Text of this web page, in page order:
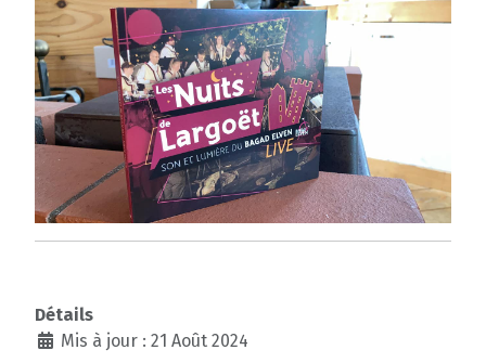
Détails
Mis à jour : 21 Août 2024